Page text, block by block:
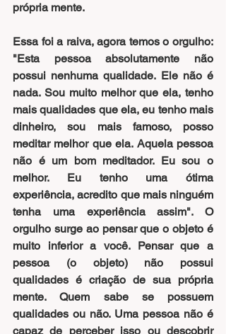
própria mente.
Essa foi a raiva, agora temos o orgulho:
"Esta pessoa absolutamente não
possui nenhuma qualidade. Ele não é
nada. Sou muito melhor que ela, tenho
mais qualidades que ela, eu tenho mais
dinheiro, sou mais famoso, posso
meditar melhor que ela. Aquela pessoa
não é um bom meditador. Eu sou o
melhor. Eu tenho uma ótima
experiência, acredito que mais ninguém
tenha uma experiência assim". O
orgulho surge ao pensar que o objeto é
muito inferior a você. Pensar que a
pessoa (o objeto) não possui
qualidades é criação de sua própria
mente. Quem sabe se possuem
qualidades ou não. Uma pessoa não é
capaz de perceber isso ou descobrir